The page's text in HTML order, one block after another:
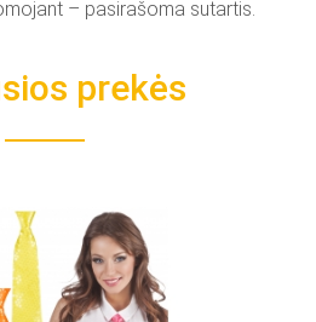
– pasirašoma sutartis.
prekės